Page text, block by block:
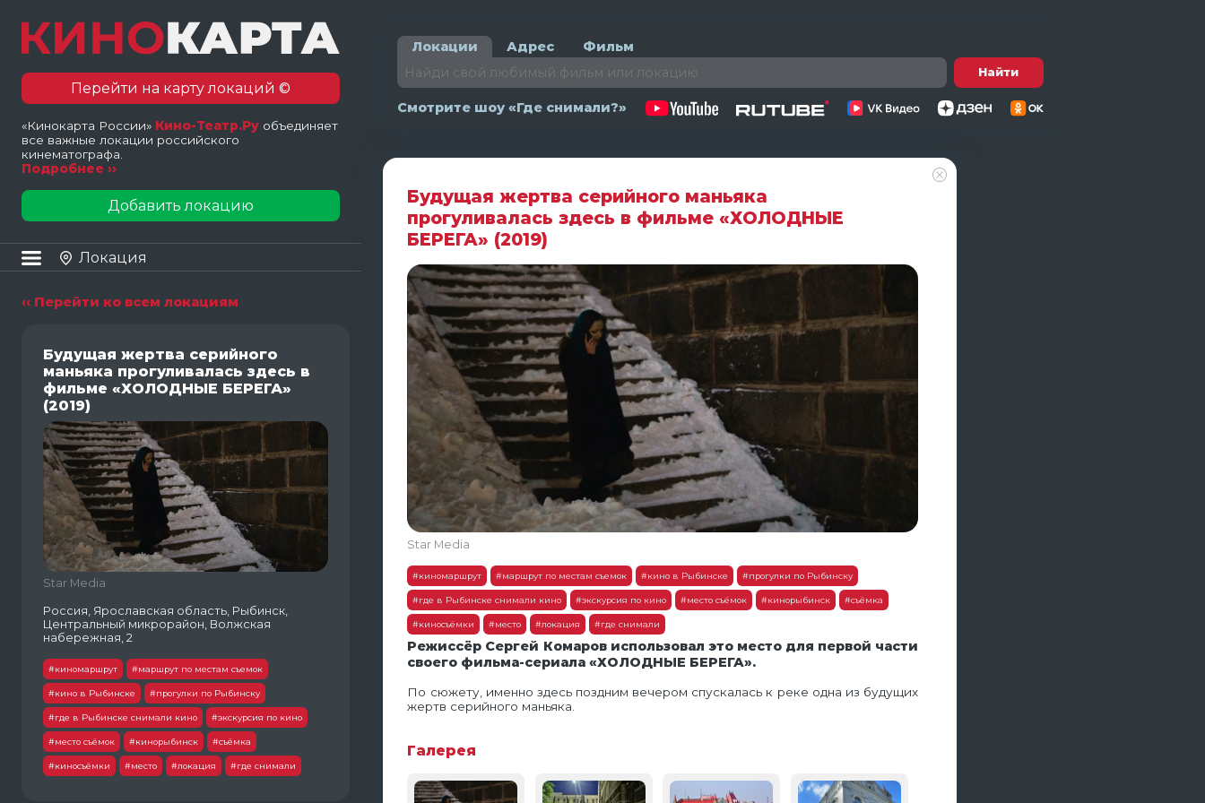
Перейти на карту локаций ©
«Кинокарта России» Кино-Театр.Ру объединяет
все важные локации российского
кинематографа.
Подробнее ››
Добавить локацию
Локация
‹‹ Перейти ко всем локациям
Будущая жертва серийного
маньяка прогуливалась здесь в
фильме «ХОЛОДНЫЕ БЕРЕГА»
(2019)
Star Media
Россия, Ярославская область, Рыбинск,
Центральный микрорайон, Волжская
набережная, 2
#киномаршрут #маршрут по местам съемок
#кино в Рыбинске #прогулки по Рыбинску
#где в Рыбинске снимали кино #экскурсия по кино
#место съёмок #кинорыбинск #съёмка
#киносъёмки #место #локация #где снимали
Локации Адрес Фильм
Найти
Смотрите шоу «Где снимали?»
Будущая жертва серийного маньяка
прогуливалась здесь в фильме «ХОЛОДНЫЕ
БЕРЕГА» (2019)
Star Media
#киномаршрут #маршрут по местам съемок #кино в Рыбинске #прогулки по Рыбинску
#где в Рыбинске снимали кино #экскурсия по кино #место съёмок #кинорыбинск #съёмка
#киносъёмки #место #локация #где снимали
Режиссёр Сергей Комаров использовал это место для первой части
своего фильма-сериала «ХОЛОДНЫЕ БЕРЕГА».
По сюжету, именно здесь поздним вечером спускалась к реке одна из будущих
жертв серийного маньяка.
Галерея